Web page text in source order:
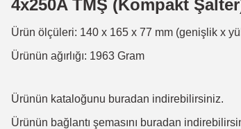
4x250A TMŞ (Kompakt
Ürün ölçüleri: 140 x 165 x 77 mm (genişlik x
Ürünün ağırlığı: 1963 Gram
Ürünün kataloğunu buradan indirebilirsiniz.
Ürünün bağlantı şemasını buradan